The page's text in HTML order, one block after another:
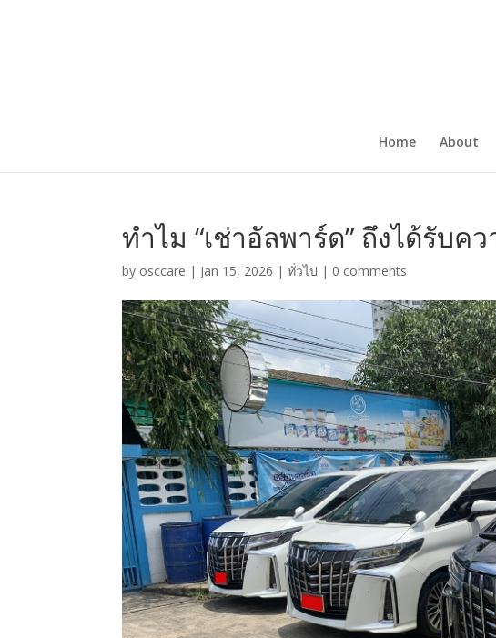
Home About
ทำไม “เช่าอัลพาร์ด” ถึงได้รับค
by osccare | Jan 15, 2026 |ทั่วไป | 0 comments